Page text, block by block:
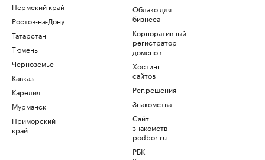
Пермский край
Ростов-на-Дону
Татарстан
Тюмень
Черноземье
Кавказ
Карелия
Мурманск
Приморский
край
Облако для
бизнеса
Корпоративный
регистратор
доменов
Хостинг
сайтов
Рег.решения
Знакомства
Сайт
знакомств
podbor.ru
РБК